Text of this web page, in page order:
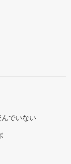
でいない